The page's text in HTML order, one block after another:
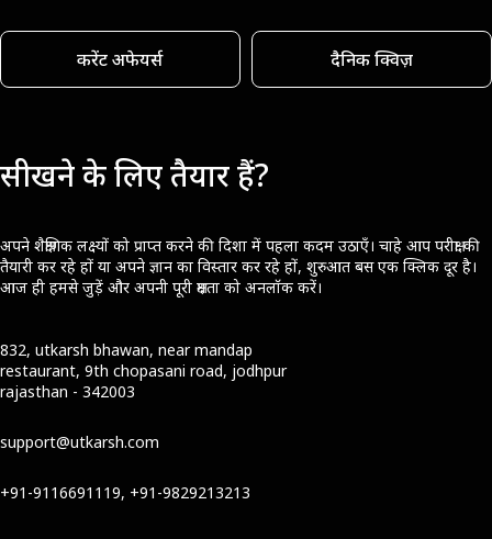
करेंट अफेयर्स दैनिक क्विज़
सीखने के लिए तैयार हैं?
अपने शैक्षणिक लक्ष्यों को प्राप्त करने की दिशा में पहला कदम उठाएँ। चाहे आप परीक्षा की
तैयारी कर रहे हों या अपने ज्ञान का विस्तार कर रहे हों, शुरुआत बस एक क्लिक दूर है।
आज ही हमसे जुड़ें और अपनी पूरी क्षमता को अनलॉक करें।
832, utkarsh bhawan, near mandap
restaurant, 9th chopasani road, jodhpur
rajasthan - 342003
support@utkarsh.com
+91-9116691119, +91-9829213213